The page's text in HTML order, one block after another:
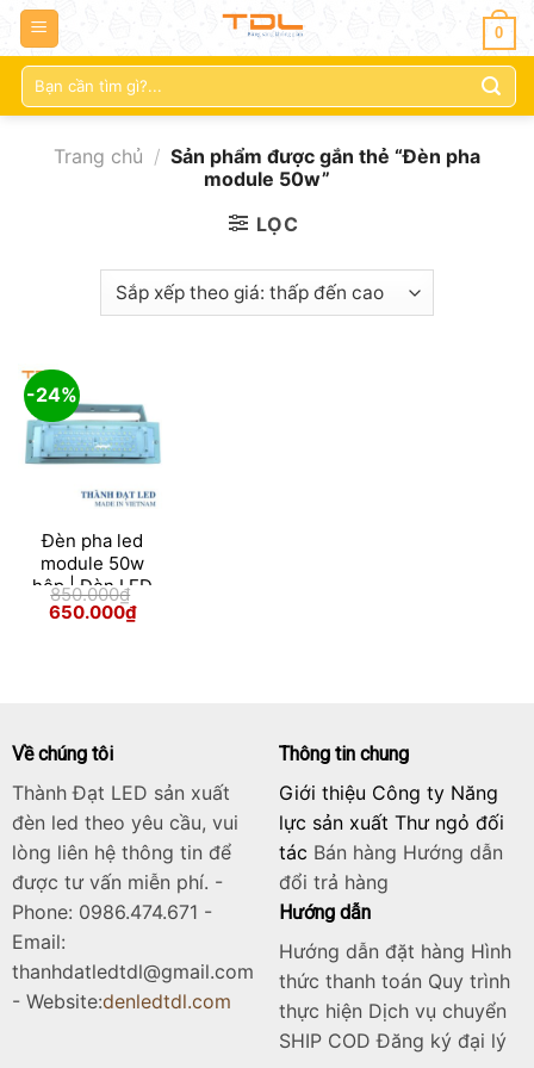
0
Tìm
kiếm:
Trang chủ / Sản phẩm được gắn thẻ “Đèn pha
module 50w”
LỌC
-24%
Đèn pha led
module 50w
hộp | Đèn LED
pha ngoài trời
850.000₫
Giá
gốc
650.000₫Giá
hiện
Về chúng tôi
Thành Đạt LED sản xuất
đèn led theo yêu cầu, vui
lòng liên hệ thông tin để
được tư vấn miễn phí. -
Phone: 0986.474.671 -
Email:
thanhdatledtdl@gmail.com
- Website:denledtdl.com
Thông tin chung
Giới thiệu Công ty Năng
lực sản xuất Thư ngỏ đối
tác Bán hàng Hướng dẫn
đổi trả hàng
Hướng dẫn
Hướng dẫn đặt hàng Hình
thức thanh toán Quy trình
thực hiện Dịch vụ chuyển
SHIP COD Đăng ký đại lý